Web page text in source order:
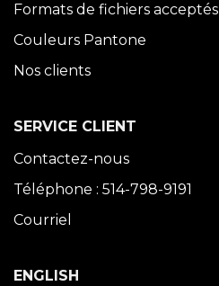
Formats de fichiers acceptés
Couleurs Pantone
Nos clients
SERVICE CLIENT
Contactez-nous
Téléphone : 514-798-9191
Courriel
ENGLISH